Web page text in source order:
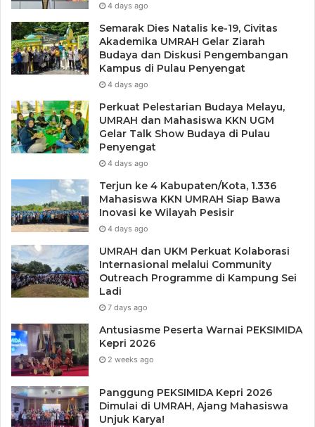
4 days ago
Semarak Dies Natalis ke-19, Civitas
Akademika UMRAH Gelar Ziarah
Budaya dan Diskusi Pengembangan
Kampus di Pulau Penyengat
4 days ago
Perkuat Pelestarian Budaya Melayu,
UMRAH dan Mahasiswa KKN UGM
Gelar Talk Show Budaya di Pulau
Penyengat
4 days ago
Terjun ke 4 Kabupaten/Kota, 1.336
Mahasiswa KKN UMRAH Siap Bawa
Inovasi ke Wilayah Pesisir
4 days ago
UMRAH dan UKM Perkuat Kolaborasi
Internasional melalui Community
Outreach Programme di Kampung Sei
Ladi
7 days ago
Antusiasme Peserta Warnai PEKSIMIDA
Kepri 2026
2 weeks ago
Panggung PEKSIMIDA Kepri 2026
Dimulai di UMRAH, Ajang Mahasiswa
Unjuk Karya!